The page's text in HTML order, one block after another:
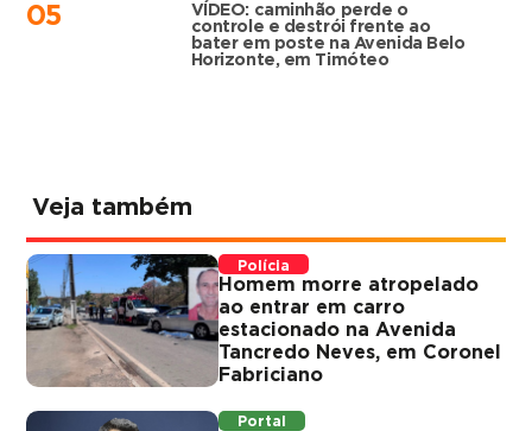
05
VÍDEO: caminhão perde o
controle e destrói frente ao
bater em poste na Avenida Belo
Horizonte, em Timóteo
Veja também
Polícia
Homem morre atropelado
ao entrar em carro
estacionado na Avenida
Tancredo Neves, em Coronel
Fabriciano
Portal